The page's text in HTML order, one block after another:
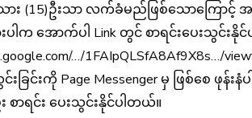
း (15)ဦးသာ လက်ခံမည်ဖြစ်သောကြောင့် အ
ပါက အောက်ပါ Link တွင် စာရင်းပေးသွင်းနို
…/1FAIpQLSfA8Af9X8s…/
းခြင်းကို Page Messenger မှ ဖြစ်စေ ဖု
ရင်း ပေးသွင်းနိုင်ပါတယ်။